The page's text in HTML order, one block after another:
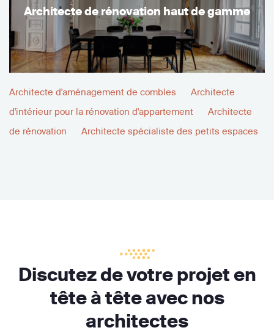
Architecte de rénovation haut de gamme
Architecte d'aménagement de combles
Architecte
d'intérieur pour la rénovation d'appartement
Architecte
de rénovation
Architecte spécialiste des petits espaces
Discutez de votre projet en
tête à tête avec nos
architectes